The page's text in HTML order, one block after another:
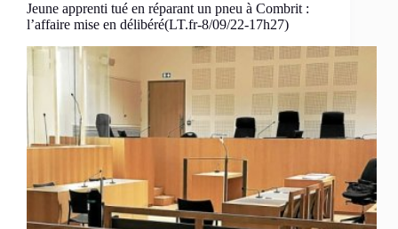
Jeune apprenti tué en réparant un pneu à Combrit :
l’affaire mise en délibéré(LT.fr-8/09/22-17h27)